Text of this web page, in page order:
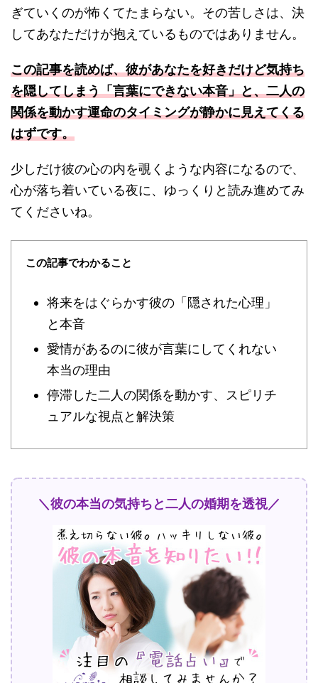
ぎていくのが怖くてたまらない。その苦しさは、決
してあなただけが抱えているものではありません。
この記事を読めば、彼があなたを好きだけど気持ち
を隠してしまう「言葉にできない本音」と、二人の
関係を動かす運命のタイミングが静かに見えてくる
はずです。
少しだけ彼の心の内を覗くような内容になるので、
心が落ち着いている夜に、ゆっくりと読み進めてみ
てくださいね。
この記事でわかること
将来をはぐらかす彼の「隠された心理」
と本音
愛情があるのに彼が言葉にしてくれない
本当の理由
停滞した二人の関係を動かす、スピリチ
ュアルな視点と解決策
＼彼の本当の気持ちと二人の婚期を透視／